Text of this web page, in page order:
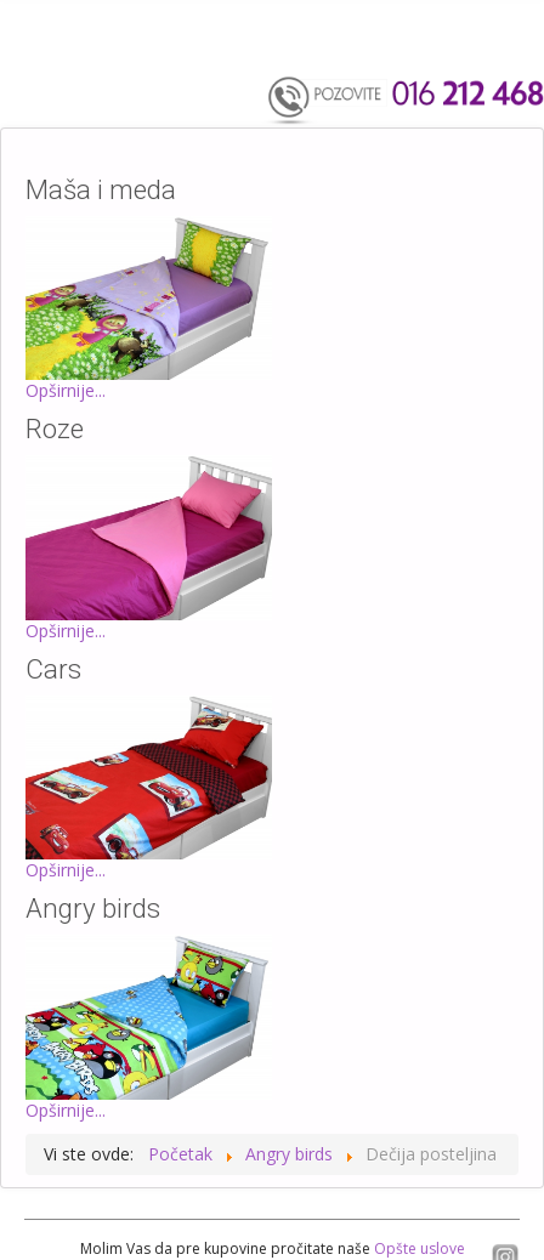
Maša i meda
Opširnije...
Roze
Opširnije...
Cars
Opširnije...
Angry birds
Opširnije...
Vi ste ovde:
Početak Angry birds Dečija posteljina
Molim Vas da pre kupovine pročitate naše Opšte uslove